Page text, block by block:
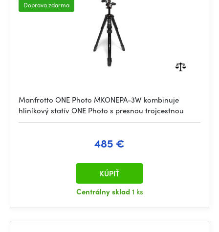
Doprava zdarma
Manfrotto ONE Photo MKONEPA-3W kombinuje
hliníkový statív ONE Photo s presnou trojcestnou
485 €
Centrálny sklad1 ks
KÚPIŤ